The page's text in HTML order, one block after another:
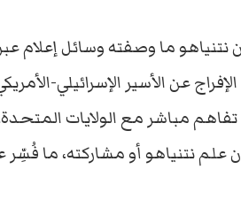
نتنياهو ما وصفتهوسائلإعلام
الإفراجعنالأسير الإسرائيلي-
تفاهممباشر مع الولايات
علمنتنياهو أو مشاركته،ما فُسِّر